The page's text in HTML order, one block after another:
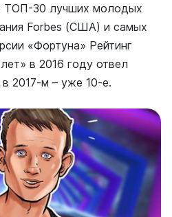
ТОП-30 лучших молодых
Forbes (США) и самых
«Фортуна» Рейтинг
в 2016 году отвел
2017-м – уже 10-е.